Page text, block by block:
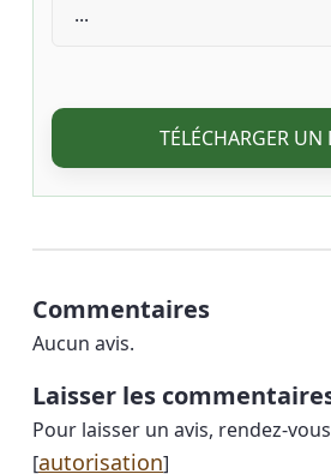
TÉLÉCHARGER UN
Commentaires
Aucun avis.
Laisser les
Pour laisser un avis, rendez-
[autorisation]